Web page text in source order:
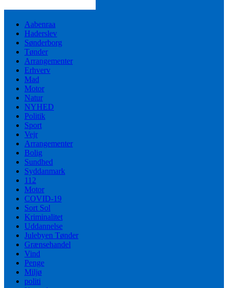
Aabenraa
Haderslev
Sønderborg
Tønder
Arrangementer
Erhverv
Mad
Motor
Natur
NYHED
Politik
Sport
Vejr
Arrangementer
Bolig
Sundhed
Syddanmark
112
Motor
COVID-19
Sort Sol
Kriminalitet
Uddannelse
Julebyen Tønder
Grænsehandel
Vind
Penge
Miljø
politi